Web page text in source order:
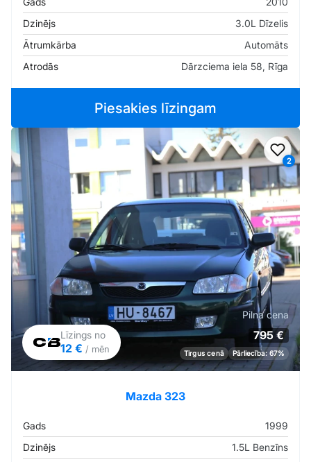
Dzinējs
3.0L Dīzelis
Ātrumkārba
Automāts
Atrodās
Dārzciema iela 58, Rīga
Piesakies līzingam
2
Līzings no
12 € / mēn
Pilna cena
795 €
Tirgus cenā Pārliecība: 67%
Mazda 323
Gads
1999
Dzinējs
1.5L Benzīns